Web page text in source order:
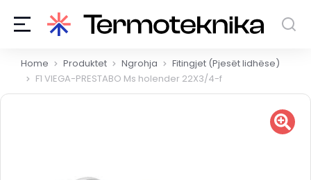
You are here:
Home Produktet Ngrohja
Fitingjet (Pjesët lidhëse)
F1 VIEGA-PRESTABO Ms holender 22X3/4-f